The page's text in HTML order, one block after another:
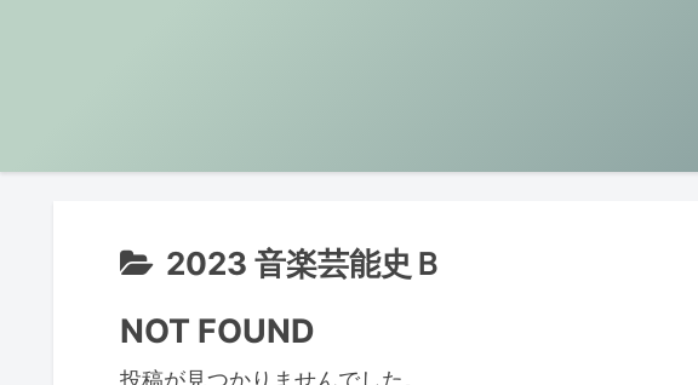
2023 音楽芸能史Ｂ
NOT FOUND
投稿が見つかりませんでした。